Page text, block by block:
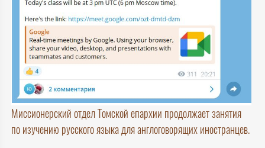
Миссионерский отдел Томской епархии продолжает занятия
по изучению русского языка для англоговорящих иностранцев.